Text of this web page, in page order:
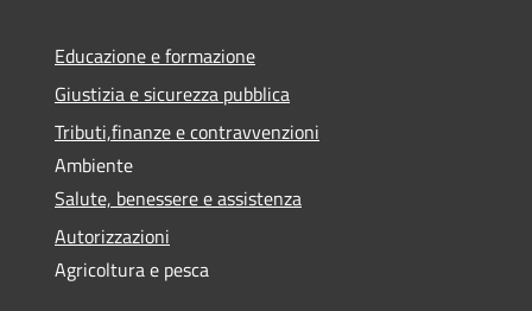
Educazione e formazione
Giustizia e sicurezza pubblica
Tributi,finanze e contravvenzioni
Ambiente
Salute, benessere e assistenza
Autorizzazioni
Agricoltura e pesca